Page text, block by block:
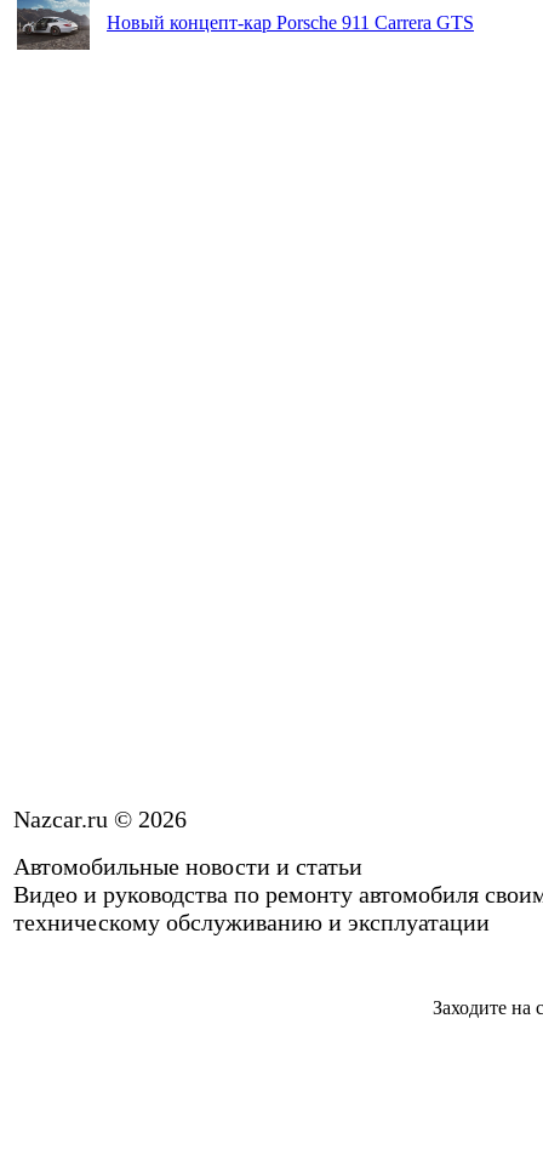
Новый концепт-кар Porsche 911 Carrera GTS
Nazcar.ru © 2026
Автомобильные новости и статьи
Видео и руководства по ремонту автомобиля
техническому обслуживанию и эксплуатации
Заходите на